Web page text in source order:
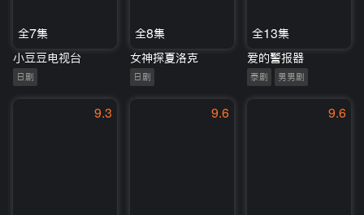
全7集
小豆豆电视台
日剧
全8集
女神探夏洛克
日剧
全13集
爱的警报器
泰剧 男男剧
9.3 9.6 9.6